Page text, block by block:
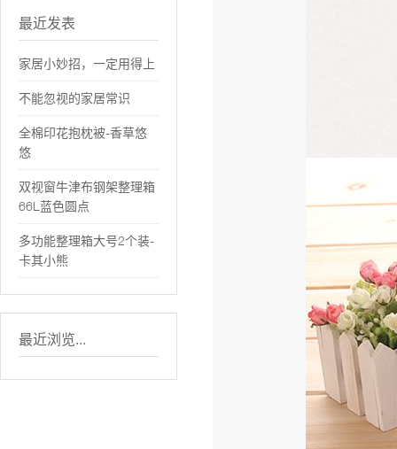
最近发表
家居小妙招，一定用得上
不能忽视的家居常识
全棉印花抱枕被-香草悠
悠
双视窗牛津布钢架整理箱
66L蓝色圆点
多功能整理箱大号2个装-
卡其小熊
最近浏览...